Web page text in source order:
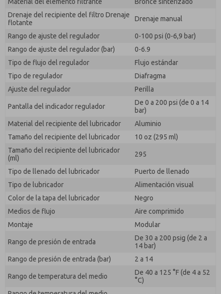
Drenaje del recipiente del filtro Drenaje
flotante
Drenaje manual
Rango de ajuste del regulador
0-100 psi (0-6,9 bar)
Rango de ajuste del regulador (bar)
0-6.9
Tipo de flujo del regulador
Flujo estándar
Tipo de regulador
Diafragma
Ajuste del regulador
Perilla
Pantalla del indicador regulador
De 0 a 200 psi (de 0 a 14
bar)
Material del recipiente del lubricador
Aluminio
Tamaño del recipiente del lubricador
10 oz (295 ml)
Tamaño del recipiente del lubricador
(ml)
295
Tipo de llenado del lubricador
Puerto de llenado
Tipo de lubricador
Alimentación visual
Color de la tapa del lubricador
Negro
Medios de flujo
Aire comprimido
Montaje
Modular
Rango de presión de entrada
De 30 a 200 psig (de 2 a
14 bar)
Rango de presión de entrada (bar)
2 a 14
Rango de temperatura del medio
De 40 a 125 °F (de 4 a 52
°C)